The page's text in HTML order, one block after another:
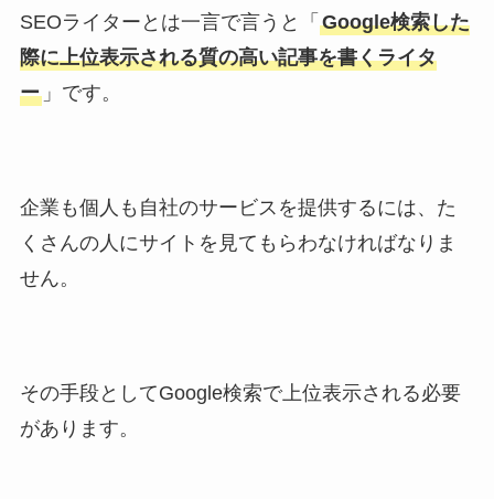
SEOライターとは一言で言うと「 Google検索した
際に上位表示される質の高い記事を書くライタ
ー」です。
企業も個人も自社のサービスを提供するには、た
くさんの人にサイトを見てもらわなければなりま
せん。
その手段としてGoogle検索で上位表示される必要
があります。